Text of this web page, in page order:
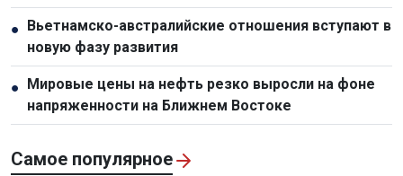
способствующим укреплению национальной мощи
● Вьетнамско-австралийские отношения вступают в
новую фазу развития
● Мировые цены на нефть резко выросли на фоне
напряженности на Ближнем Востоке
Самое популярное